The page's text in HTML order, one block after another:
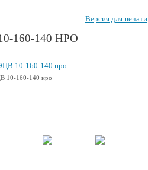
Версия для печати
140 НРО
10-160-140 нро